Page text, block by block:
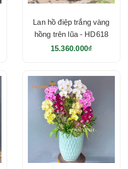
Lan hồ điệp trắng vàng
hồng trên lũa - HD618
15.360.000₫